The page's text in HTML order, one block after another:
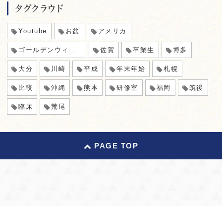
タグクラウド
Youtube お盆 アメリカ
ゴールデンウィーク 佐賀 卒業生 博多
大分 川崎 平成 年末年始 札幌
比較 沖縄 熊本 研修室 福岡 筑後
臨床 荒尾
PAGE TOP